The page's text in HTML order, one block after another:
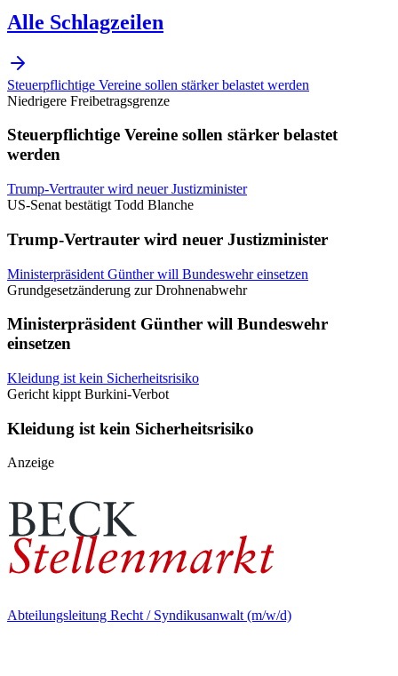
Alle Schlagzeilen
Steuerpflichtige Vereine sollen stärker belastet werden
Niedrigere Freibetragsgrenze
Steuerpflichtige Vereine sollen stärker belastet
werden
Trump-Vertrauter wird neuer Justizminister
US-Senat bestätigt Todd Blanche
Trump-Vertrauter wird neuer Justizminister
Ministerpräsident Günther will Bundeswehr einsetzen
Grundgesetzänderung zur Drohnenabwehr
Ministerpräsident Günther will Bundeswehr
einsetzen
Kleidung ist kein Sicherheitsrisiko
Gericht kippt Burkini-Verbot
Kleidung ist kein Sicherheitsrisiko
Anzeige
Abteilungsleitung Recht / Syndikusanwalt (m/w/d)